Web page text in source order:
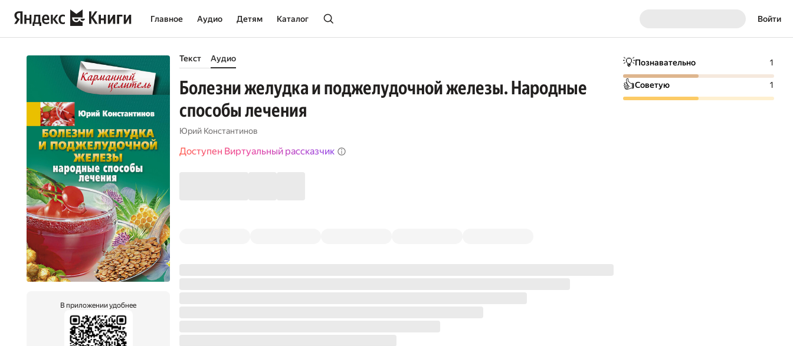
Главное Аудио Детям Каталог Войти
В приложении удобнее
Текст Аудио
Болезни желудка и поджелудочной железы. Народные
способы лечения
Юрий Константинов
Доступен Виртуальный рассказчик
💡Познавательно 1
👍Советую 1